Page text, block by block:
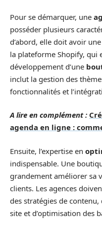
Pour se démarquer, une
posséder plusieurs
d’abord, elle doit avoir
la plateforme Shopify, qui
développement d’une
inclut la gestion des
fonctionnalités et
A lire en complément :
agenda en ligne :
Ensuite, l’expertise en
indispensable. Une
grandement améliorer sa
clients. Les agences
des stratégies de contenu,
site et d’optimisation des